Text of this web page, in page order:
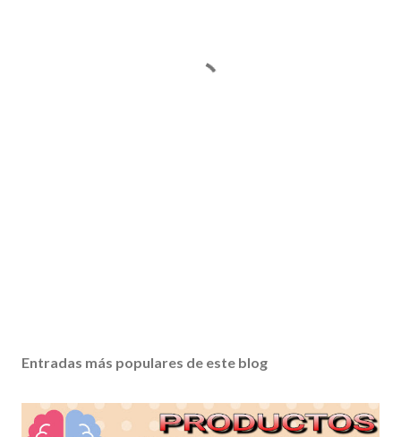
Entradas más populares de este blog